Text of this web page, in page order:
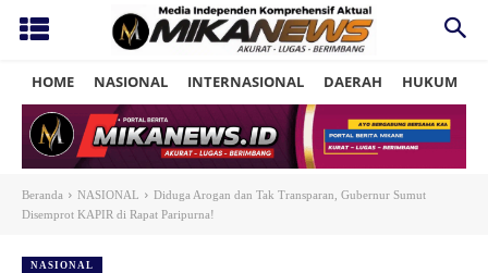
HOME NASIONAL INTERNASIONAL DAERAH HUKUM
Beranda NASIONAL
Diduga Arogan dan Tak Transparan, Gubernur Sumut
Disemprot KAPIR di Rapat Paripurna!
NASIONAL